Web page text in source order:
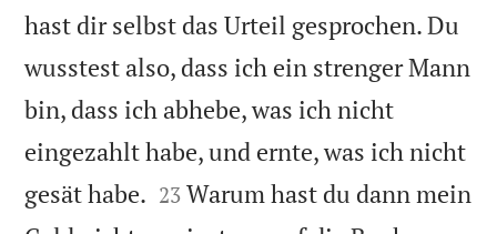
hast dir selbst das Urteil gesprochen. Du
wusstest also, dass ich ein strenger Mann
bin, dass ich abhebe, was ich nicht
eingezahlt habe, und ernte, was ich nicht
gesät habe. 

23 Warum hast du dann mein